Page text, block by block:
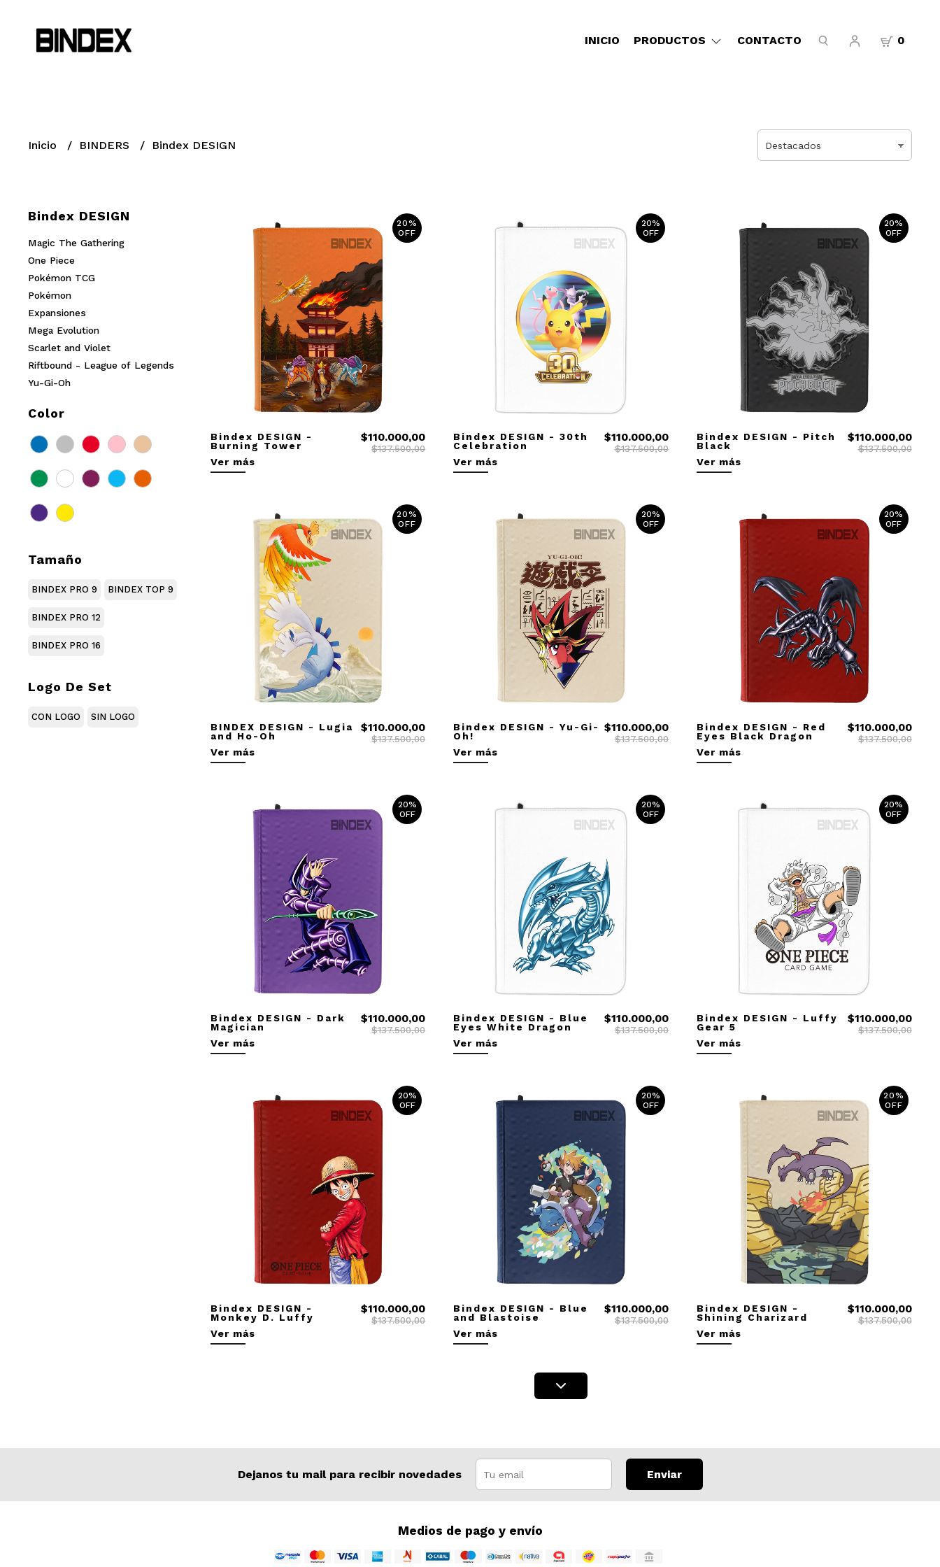
INICIO PRODUCTOS CONTACTO 0
Inicio BINDERS Bindex DESIGN
Bindex DESIGN
Magic The Gathering
One Piece
Pokémon TCG
Pokémon
Expansiones
Mega Evolution
Scarlet and Violet
Riftbound - League of Legends
Yu-Gi-Oh
Color
Tamaño
BINDEX PRO 9 BINDEX TOP 9
BINDEX PRO 12
BINDEX PRO 16
Logo De Set
CON LOGO SIN LOGO
20%
OFF
Bindex DESIGN -
Burning Tower
$110.000,00
$137.500,00
Ver más
20%
OFF
Bindex DESIGN - 30th
Celebration
$110.000,00
$137.500,00
Ver más
20%
OFF
Bindex DESIGN - Pitch
Black
$110.000,00
$137.500,00
Ver más
20%
OFF
BINDEX DESIGN - Lugia
and Ho-Oh
$110.000,00
$137.500,00
Ver más
20%
OFF
Bindex DESIGN - Yu-Gi-
Oh!
$110.000,00
$137.500,00
Ver más
20%
OFF
Bindex DESIGN - Red
Eyes Black Dragon
$110.000,00
$137.500,00
Ver más
20%
OFF
Bindex DESIGN - Dark
Magician
$110.000,00
$137.500,00
Ver más
20%
OFF
Bindex DESIGN - Blue
Eyes White Dragon
$110.000,00
$137.500,00
Ver más
20%
OFF
Bindex DESIGN - Luffy
Gear 5
$110.000,00
$137.500,00
Ver más
20%
OFF
Bindex DESIGN -
Monkey D. Luffy
$110.000,00
$137.500,00
Ver más
20%
OFF
Bindex DESIGN - Blue
and Blastoise
$110.000,00
$137.500,00
Ver más
20%
OFF
Bindex DESIGN -
Shining Charizard
$110.000,00
$137.500,00
Ver más
Dejanos tu mail para recibir novedades Enviar
Medios de pago y envío